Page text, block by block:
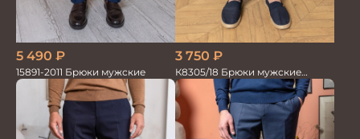
5 490 ₽
15891-2011 Брюки мужские
3 750 ₽
К8305/18 Брюки мужские
т.синие